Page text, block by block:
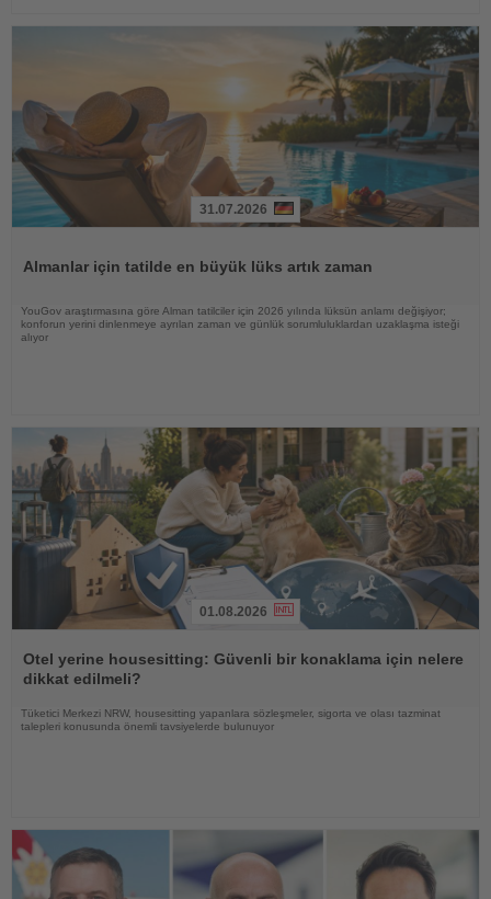
31.07.2026
Almanlar için tatilde en büyük lüks artık zaman
YouGov araştırmasına göre Alman tatilciler için 2026 yılında lüksün anlamı değişiyor;
konforun yerini dinlenmeye ayrılan zaman ve günlük sorumluluklardan uzaklaşma isteği
alıyor
Oku
01.08.2026
Otel yerine housesitting: Güvenli bir konaklama için nelere
dikkat edilmeli?
Tüketici Merkezi NRW, housesitting yapanlara sözleşmeler, sigorta ve olası tazminat
talepleri konusunda önemli tavsiyelerde bulunuyor